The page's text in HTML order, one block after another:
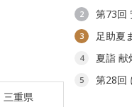
三重県
2 第73回
3 足助夏
4 夏詣 献
5
第28回